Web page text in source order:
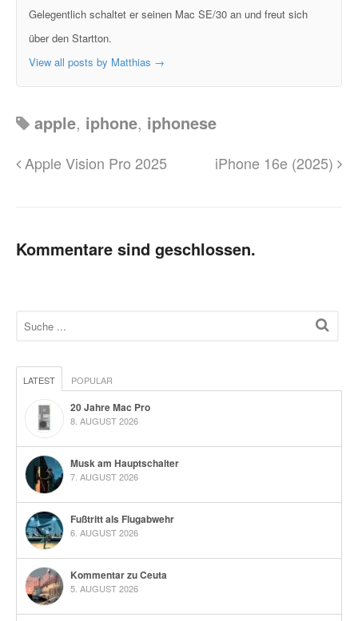
Gelegentlich schaltet er seinen Mac SE/30 an und freut sich
über den Startton.
View all posts by Matthias →
apple, iphone, iphonese
Apple Vision Pro 2025 iPhone 16e (2025)
Kommentare sind geschlossen.
LATEST POPULAR
20 Jahre Mac Pro
8. AUGUST 2026
Musk am Hauptschalter
7. AUGUST 2026
Fußtritt als Flugabwehr
6. AUGUST 2026
Kommentar zu Ceuta
5. AUGUST 2026